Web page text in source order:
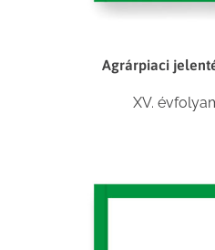
Agrárpiaci
XV.